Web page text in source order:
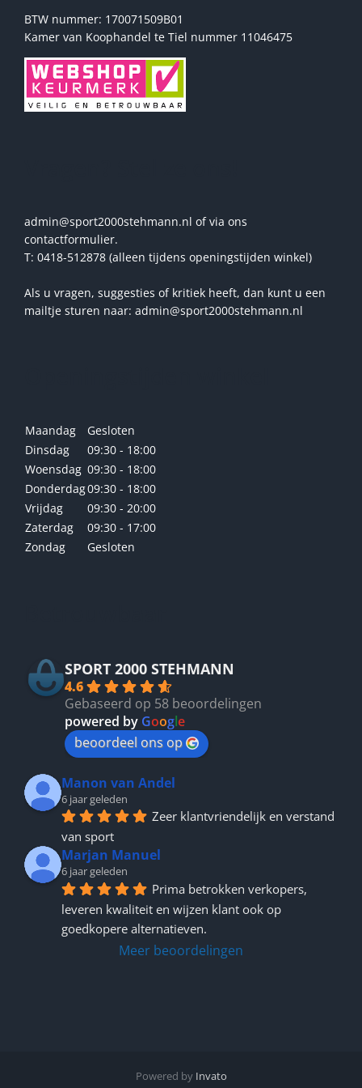
BTW nummer: 170071509B01
Kamer van Koophandel te Tiel nummer 11046475
admin@sport2000stehmann.nl of via ons
contactformulier.
T: 0418-512878 (alleen tijdens openingstijden winkel)
Als u vragen, suggesties of kritiek heeft, dan kunt u een
mailtje sturen naar: admin@sport2000stehmann.nl
Maandag
Gesloten
Dinsdag
09:30 - 18:00
Woensdag 09:30 - 18:00
Donderdag09:30 - 18:00
Vrijdag
09:30 - 20:00
Zaterdag
09:30 - 17:00
Zondag
Gesloten
SPORT 2000 STEHMANN
4.6
Gebaseerd op 58 beoordelingen
powered by Google
beoordeel ons op
Manon van Andel
6 jaar geleden
Zeer klantvriendelijk en verstand
van sport
Marjan Manuel
6 jaar geleden
Prima betrokken verkopers,
leveren kwaliteit en wijzen klant ook op
goedkopere alternatieven.
Meer beoordelingen
Powered by Invato